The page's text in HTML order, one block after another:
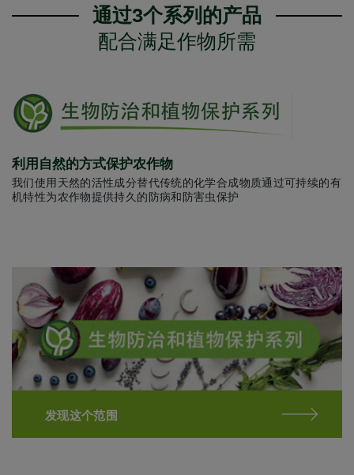
通过3个系列的产品
配合满足作物所需
利用自然的方式保护农作物
我们使用天然的活性成分替代传统的化学合成物质通过可持续的有
机特性为农作物提供持久的防病和防害虫保护
发现这个范围